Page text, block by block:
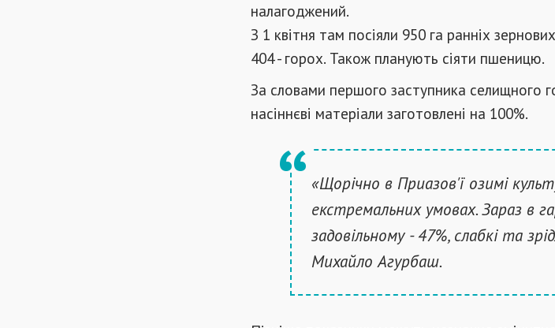
налагоджений.
З 1 квітня там посіяли 950 га ранніх
404 - горох. Також планують сіяти пшеницю.
За словами першого заступника селищного
насіннєві матеріали заготовлені на 100%.
«Щорічно в Приазов'ї озимі
екстремальних умовах. Зараз в
задовільному - 47%, слабкі та
Михайло Агурбаш.